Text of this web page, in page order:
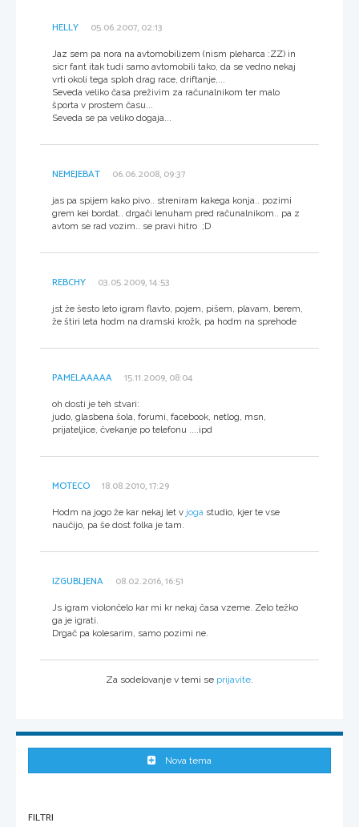
HELLY 05.06.2007, 02:13
Jaz sem pa nora na avtomobilizem (nism pleharca :ZZ) in
sicr fant itak tudi samo avtomobili tako, da se vedno nekaj
vrti okoli tega sploh drag race, driftanje,...
Seveda veliko časa preživim za računalnikom ter malo
športa v prostem času...
Seveda se pa veliko dogaja...
NEMEJEBAT 06.06.2008, 09:37
jas pa spijem kako pivo.. streniram kakega konja.. pozimi
grem kei bordat.. drgači lenuham pred računalnikom.. pa z
avtom se rad vozim.. se pravi hitro ;D
REBCHY 03.05.2009, 14:53
jst že šesto leto igram flavto, pojem, pišem, plavam, berem,
že štiri leta hodm na dramski krožk, pa hodm na sprehode
PAMELAAAAA 15.11.2009, 08:04
oh dosti je teh stvari:
judo, glasbena šola, forumi, facebook, netlog, msn,
prijateljice, čvekanje po telefonu ....ipd
MOTECO 18.08.2010, 17:29
Hodm na jogo že kar nekaj let v joga studio, kjer te vse
naučijo, pa še dost folka je tam.
IZGUBLJENA 08.02.2016, 16:51
Js igram violončelo kar mi kr nekaj časa vzeme. Zelo težko
ga je igrati.
Drgač pa kolesarim, samo pozimi ne.
Za sodelovanje v temi se prijavite
Nova tema
FILTRI